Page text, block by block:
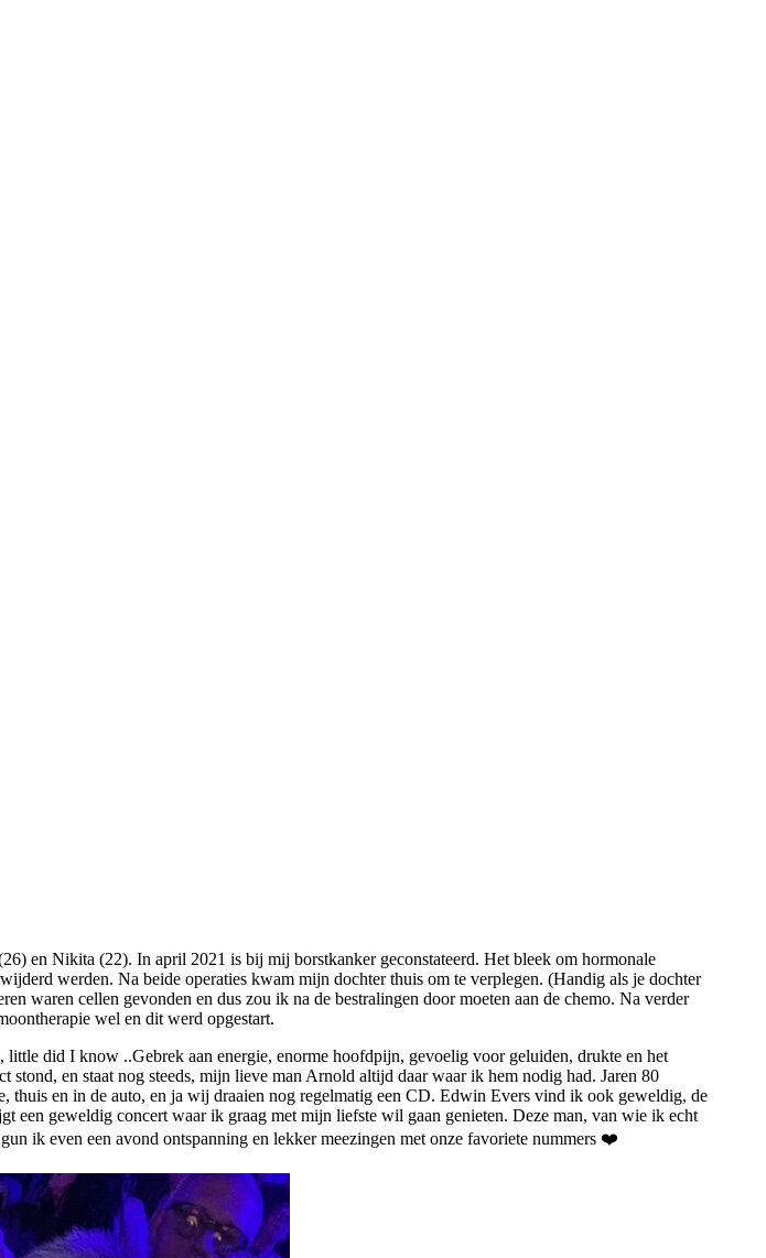
en Nikita (22). In april 2021 is bij mij borstkanker geconstateerd. Het bleek om hormonale
werden. Na beide operaties kwam mijn dochter thuis om te verplegen. (Handig als je dochter
waren cellen gevonden en dus zou ik na de bestralingen door moeten aan de chemo. Na verder
wel en dit werd opgestart.
did I know ..Gebrek aan energie, enorme hoofdpijn, gevoelig voor geluiden, drukte en het
en staat nog steeds, mijn lieve man Arnold altijd daar waar ik hem nodig had. Jaren 80
en in de auto, en ja wij draaien nog regelmatig een CD. Edwin Evers vind ik ook geweldig, de
een geweldig concert waar ik graag met mijn liefste wil gaan genieten. Deze man, van wie ik echt
ik even een avond ontspanning en lekker meezingen met onze favoriete nummers ❤️